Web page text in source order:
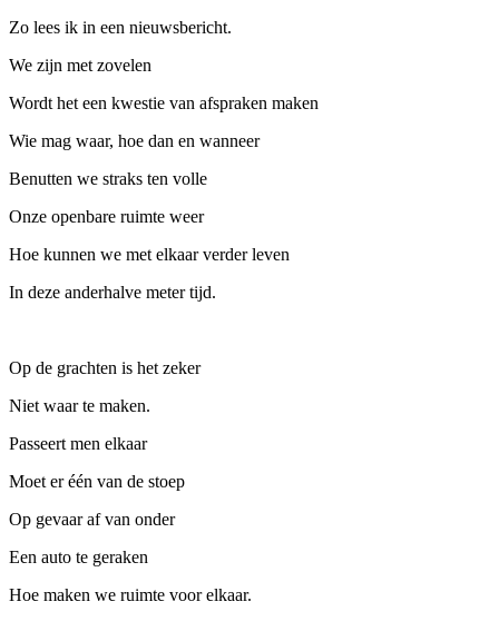
Zo lees ik in een nieuwsbericht.
We zijn met zovelen
Wordt het een kwestie van afspraken maken
Wie mag waar, hoe dan en wanneer
Benutten we straks ten volle
Onze openbare ruimte weer
Hoe kunnen we met elkaar verder leven
In deze anderhalve meter tijd.
Op de grachten is het zeker
Niet waar te maken.
Passeert men elkaar
Moet er één van de stoep
Op gevaar af van onder
Een auto te geraken
Hoe maken we ruimte voor elkaar.